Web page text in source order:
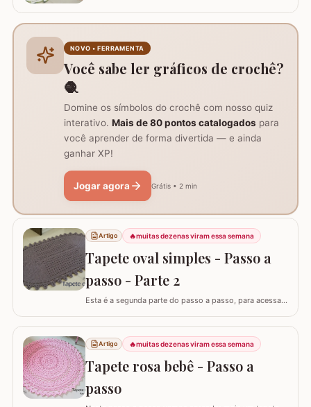
multicolor para contorno, flores e folhas. Se for utilizar
como trilho de mesa aconselho um fio…
NOVO • FERRAMENTA
Você sabe ler gráficos de crochê?
🧶
Domine os símbolos do crochê com nosso quiz
interativo. Mais de 80 pontos catalogados para
você aprender de forma divertida — e ainda
ganhar XP!
Jogar agora Grátis • 2 min
Artigo 🔥muitas dezenas viram essa semana
Tapete oval simples - Passo a
passo - Parte 2
Esta é a segunda parte do passo a passo, para acessar
simples - Parte 1 A lista de materiais é para fazer o
tapete completo. ATENÇÃO: Não autorizo PAP’s e
videoaulas, sujeito a processo por direitos autorais. Lei
nº 9.610. Você pode utilizar o…
Artigo 🔥muitas dezenas viram essa semana
Tapete rosa bebê - Passo a
passo